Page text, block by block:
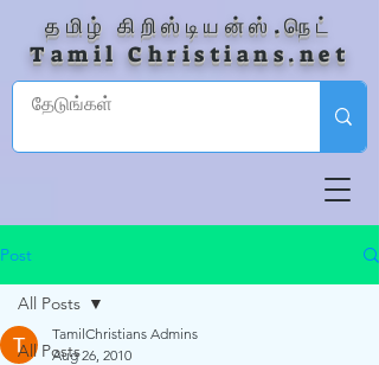
தமிழ் கிறிஸ்டியன்ஸ்.நெட்
Tamil Christians.net
Post
All Posts
All Posts
TamilChristians Admins
Aug 26, 2010